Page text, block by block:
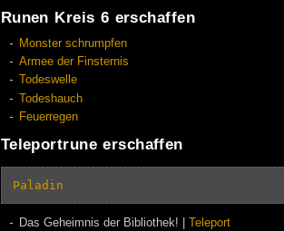
Runen Kreis 6 erschaffen
Monster schrumpfen
Armee der Finsternis
Todeswelle
Todeshauch
Feuerregen
Teleportrune erschaffen
Paladin
Das Geheimnis der Bibliothek! | Teleport